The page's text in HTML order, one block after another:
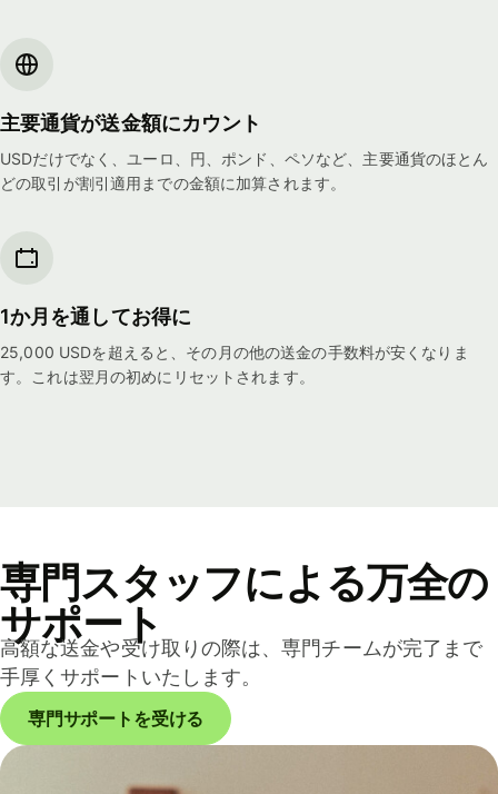
主要通貨が送金額にカウント
USDだけでなく、ユーロ、円、ポンド、ペソなど、主要通貨のほとん
どの取引が割引適用までの金額に加算されます。
1か月を通してお得に
25,000 USDを超えると、その月の他の送金の手数料が安くなりま
す。これは翌月の初めにリセットされます。
専門スタッフによる万全の
サポート
高額な送金や受け取りの際は、専門チームが完了まで
手厚くサポートいたします。
専門サポートを受ける